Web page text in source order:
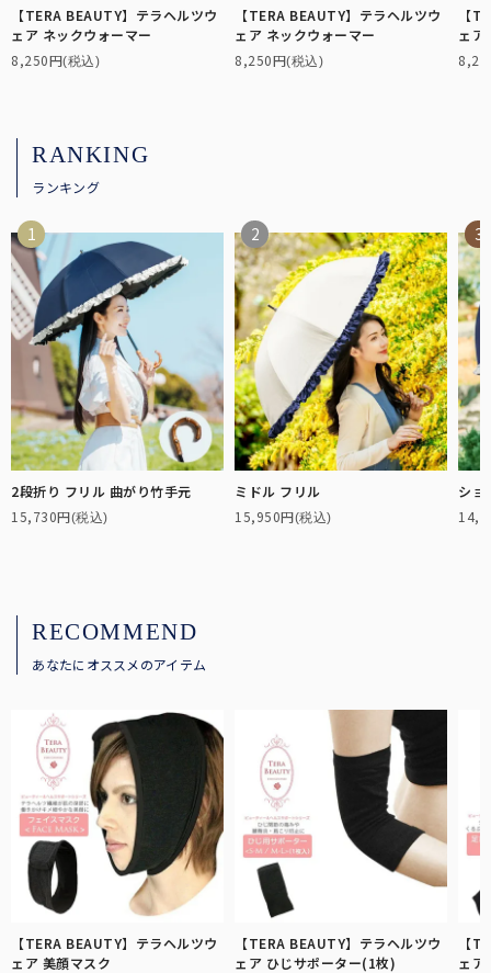
【TERA BEAUTY】テラヘルツウ
ェア ネックウォーマー
8,250円(税込)
【TERA BEAUTY】テラヘルツウ
ェア ネックウォーマー
8,250円(税込)
【
ェア
RANKING
ランキング
2段折り フリル 曲がり竹手元
15,730円(税込)
ミドル フリル
15,950円(税込)
ショ
RECOMMEND
あなたにオススメのアイテム
【TERA BEAUTY】テラヘルツウ
ェア 美顔マスク
【TERA BEAUTY】テラヘルツウ
ェア ひじサポーター(1枚)
【
ェ